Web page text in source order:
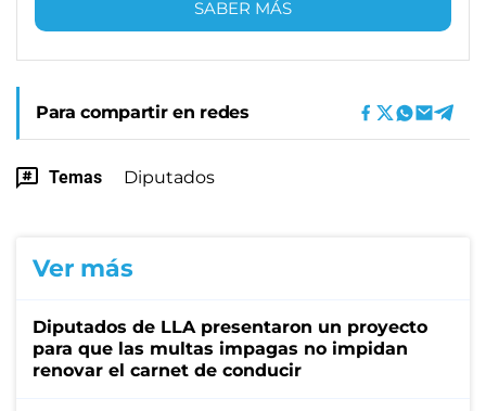
SABER MÁS
Para compartir en redes
Temas Diputados
Ver más
Diputados de LLA presentaron un proyecto
para que las multas impagas no impidan
renovar el carnet de conducir